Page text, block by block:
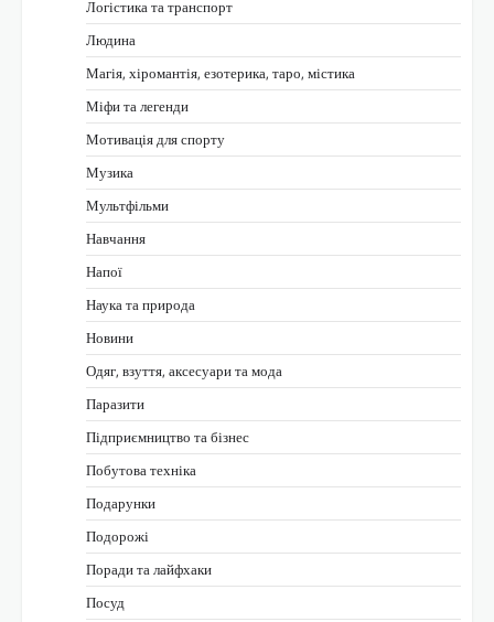
Логістика та транспорт
Людина
Магія, хіромантія, езотерика, таро, містика
Міфи та легенди
Мотивація для спорту
Музика
Мультфільми
Навчання
Напої
Наука та природа
Новини
Одяг, взуття, аксесуари та мода
Паразити
Підприємництво та бізнес
Побутова техніка
Подарунки
Подорожі
Поради та лайфхаки
Посуд